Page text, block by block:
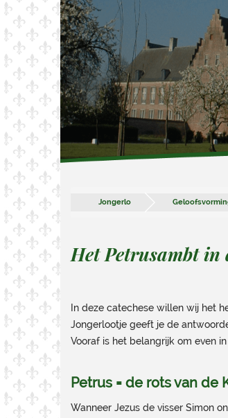
Jongerlo
Het Petrusambt in
In deze catechese willen wij het
Jongerlootje geeft je de
Vooraf is het belangrijk om even
Petrus = de rots van de
Wanneer Jezus de visser Simon